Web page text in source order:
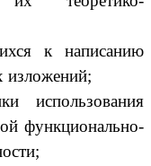
к написанию
изложений;
использования
функционально-